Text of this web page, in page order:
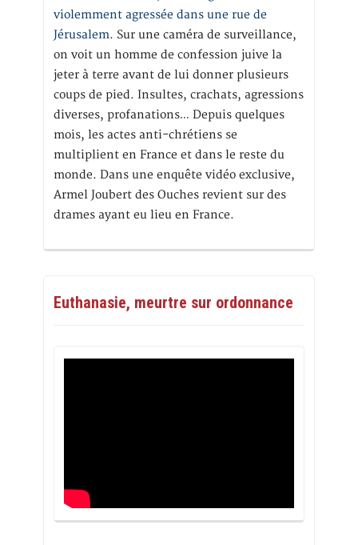
violemment agressée dans une rue de
Jérusalem. Sur une caméra de surveillance,
on voit un homme de confession juive la
jeter à terre avant de lui donner plusieurs
coups de pied. Insultes, crachats, agressions
diverses, profanations… Depuis quelques
mois, les actes anti-chrétiens se
multiplient en France et dans le reste du
monde. Dans une enquête vidéo exclusive,
Armel Joubert des Ouches revient sur des
drames ayant eu lieu en France.
Euthanasie, meurtre sur ordonnance